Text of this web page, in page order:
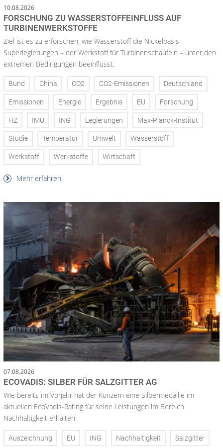
10.08.2026
FORSCHUNG ZU WASSERSTOFFEINFLUSS AUF
TURBINENWERKSTOFFE
Ziel ist es zu erforschen, wie Wasserstoff die Nickelbasis-
Superlegierungen – der Werkstoff für Turbinenschaufeln – unter den
extremen Bedingungen beeinflusst.
Bund China CO2 CO2-Emissionen Deutschland
Emissionen Energie Ergebnis EU Forschung
HZ IMU ING Legierungen Max-Planck-Institut
Studie Temperatur Umwelt Wasserstoff
Werkstoff Werkstoffe Wirtschaft
Mehr erfahren
07.08.2026
ECOVADIS: SILBER FÜR SALZGITTER AG
Wie bereits im Vorjahr hat der Konzern eine Silbermedaille im
aktuellen EcoVadis-Rating für seine Leistungen im Bereich
Nachhaltigkeit erhalten
Auszeichnung EU ING Nachhaltigkeit Salzgitter